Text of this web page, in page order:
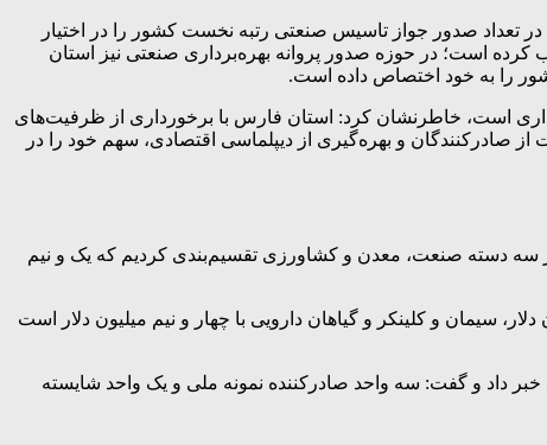
صدور جواز تاسیس صنعتی رتبه نخست کشور را در اختیار
است؛ در حوزه صدور پروانه بهره‌برداری صنعتی نیز استان
را به خود اختصاص داده است.
است، خاطرنشان کرد: استان فارس با برخورداری از ظرفیت‌های
صادرکنندگان و بهره‌گیری از دیپلماسی اقتصادی، سهم خود را در
سه دسته صنعت، معدن و کشاورزی تقسیم‌بندی کردیم که یک و نیم
محصولات صادراتی استان شامل انواع محصولات پتروشیمی به ارزش ۴۰۷ میلیون دلار، شمش آلومینیوم ۳۴۲ میلیون دلار، سیمان و کلینکر و گیاهان دارویی با چهار و نیم میلیون دلار است
مرزی در سال جاری خبر داد و گفت: سه واحد صادرکننده نمونه ملی و یک واحد شایسته